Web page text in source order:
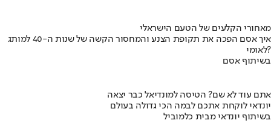
מאחורי הקלעים של הטעם הישראלי
איך אסם הפכה את תקופת הצנע והמחסור הקשה של שנות ה-40 למותג
לאומי?
בשיתוף אסם
אתם עוד לא שם? הטיסה למונדיאל כבר יצאה
יונדאי לוקחת אתכם לבמה הכי גדולה בעולם
בשיתוף יונדאי מבית כלמוביל